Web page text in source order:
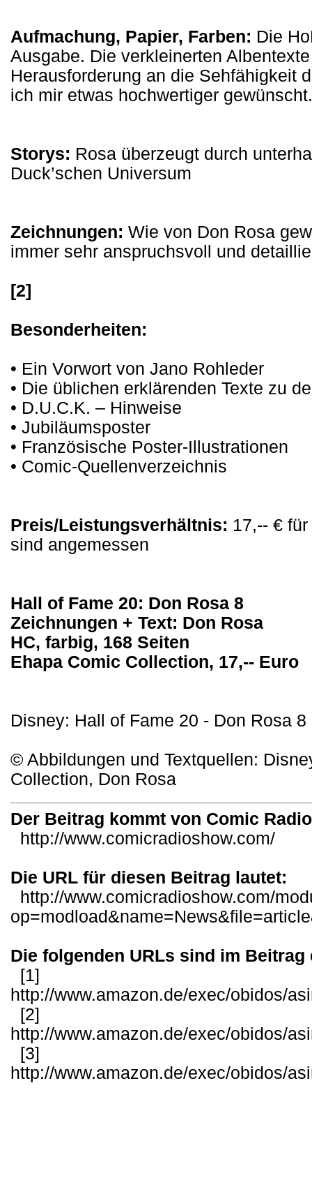
Aufmachung, Papier, Farben: Die
Ausgabe. Die verkleinerten
Herausforderung an die Sehfähigkeit
ich mir etwas hochwertiger gewünscht.
Storys: Rosa überzeugt durch
Duck’schen Universum
Zeichnungen: Wie von Don Rosa
immer sehr anspruchsvoll und
[2]
Besonderheiten:
• Ein Vorwort von Jano Rohleder
• Die üblichen erklärenden Texte zu
• D.U.C.K. – Hinweise
• Jubiläumsposter
• Französische Poster-Illustrationen
• Comic-Quellenverzeichnis
Preis/Leistungsverhältnis: 17,-- €
sind angemessen
Hall of Fame 20: Don Rosa 8
Zeichnungen + Text: Don Rosa
HC, farbig, 168 Seiten
Ehapa Comic Collection, 17,-- Euro
Disney: Hall of Fame 20 - Don Rosa
© Abbildungen und Textquellen:
Collection, Don Rosa
Der Beitrag kommt von Comic
http://www.comicradioshow.com/
Die URL für diesen Beitrag lautet:
http://www.comicradioshow.com/
Die folgenden URLs sind im Beitrag
[1]
http://www.amazon.de/exec/obidos/
[2]
http://www.amazon.de/exec/obidos/
[3]
http://www.amazon.de/exec/obidos/